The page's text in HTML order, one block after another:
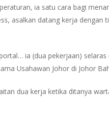
ia satu cara bagi
asalkan datang kerja dengan
ia (dua pekerjaan)
Usahawan Johor di Johor
dua kerja ketika ditanya